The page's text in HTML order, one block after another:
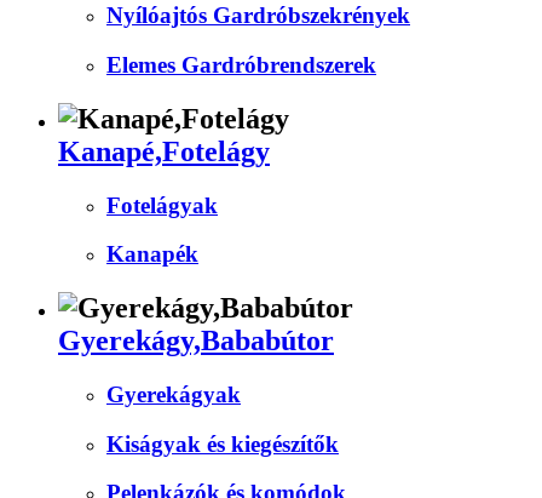
Nyílóajtós Gardróbszekrények
Elemes Gardróbrendszerek
Kanapé,Fotelágy
Fotelágyak
Kanapék
Gyerekágy,Bababútor
Gyerekágyak
Kiságyak és kiegészítők